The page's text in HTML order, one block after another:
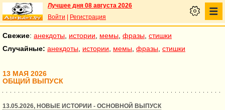
Лучшее дня 08 августа 2026
Войти
Регистрация
Свежие: анекдоты истории мемы фразы стишки
Случайные: анекдоты истории мемы фразы стишки
13 МАЯ 2026
ОБЩИЙ ВЫПУСК
13.05.2026, НОВЫЕ ИСТОРИИ - ОСНОВНОЙ ВЫПУСК